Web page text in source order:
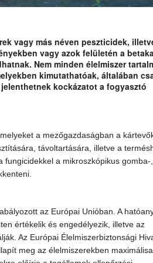
vagy más néven peszticidek,
vagy azok felületén a
Nem minden élelmiszer
kimutathatóak, általában
kockázatot a fogyasztó
a mezőgazdaságban a
távoltartására, illetve a
fungicidekkel a mikroszkópikus
az Európai Unióban. A
értékelik és engedélyezik, illetve az
Az Európai Élelmiszerbiztonsági
meg az élelmiszerekben